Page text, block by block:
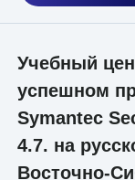
Учебный
успешном
Symantec
4.7. на
Восточно-